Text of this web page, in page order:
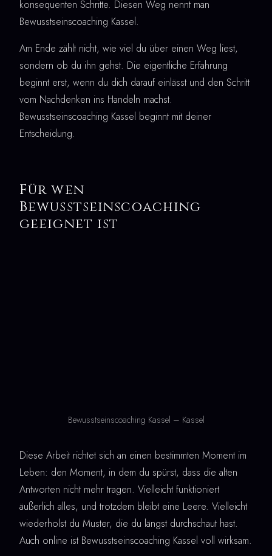
konsequenten Schritte. Diesen Weg nennt man
Bewusstseinscoaching Kassel.
Am Ende zählt nicht, wie viel du über einen Weg liest,
sondern ob du ihn gehst. Die eigentliche Erfahrung
beginnt erst, wenn du dich darauf einlässt und den Schritt
vom Nachdenken ins Handeln machst.
Bewusstseinscoaching Kassel beginnt mit deiner
Entscheidung.
Für wen
Bewusstseinscoaching
geeignet ist
Bewusstseinscoaching Kassel – Kassel
Diese Arbeit richtet sich an einen bestimmten Moment im
Leben: den Moment, in dem du spürst, dass die alten
Antworten nicht mehr tragen. Vielleicht funktioniert
äußerlich alles, und trotzdem bleibt eine Leere. Vielleicht
wiederholst du Muster, die du längst durchschaut hast.
Auch online ist Bewusstseinscoaching Kassel voll wirksam.